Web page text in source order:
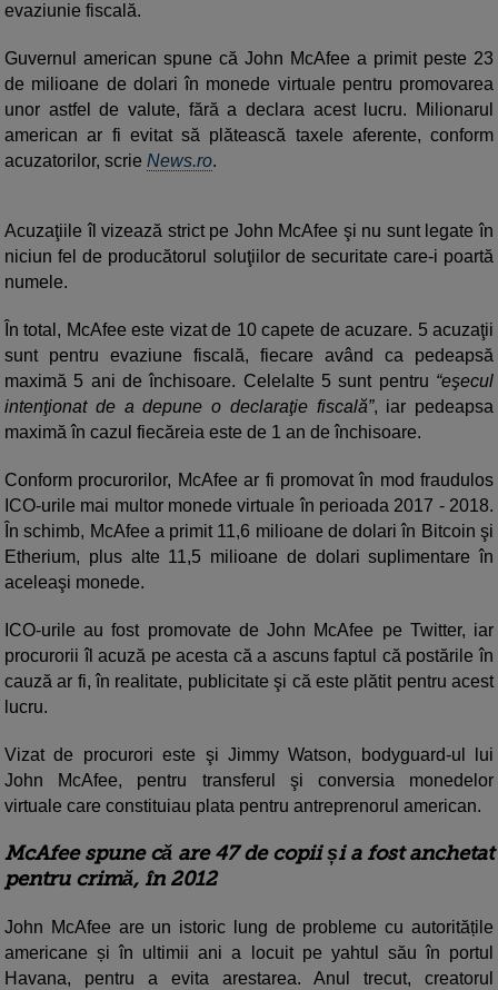
evaziunie fiscală.
Guvernul american spune că John McAfee a primit peste 23
de milioane de dolari în monede virtuale pentru promovarea
unor astfel de valute, fără a declara acest lucru. Milionarul
american ar fi evitat să plătească taxele aferente, conform
acuzatorilor, scrie News.ro.
Acuzaţiile îl vizează strict pe John McAfee şi nu sunt legate în
niciun fel de producătorul soluţiilor de securitate care-i poartă
numele.
În total, McAfee este vizat de 10 capete de acuzare. 5 acuzaţii
sunt pentru evaziune fiscală, fiecare având ca pedeapsă
maximă 5 ani de închisoare. Celelalte 5 sunt pentru “eşecul
intenţionat de a depune o declaraţie fiscală”, iar pedeapsa
maximă în cazul fiecăreia este de 1 an de închisoare.
Conform procurorilor, McAfee ar fi promovat în mod fraudulos
ICO-urile mai multor monede virtuale în perioada 2017 - 2018.
În schimb, McAfee a primit 11,6 milioane de dolari în Bitcoin şi
Etherium, plus alte 11,5 milioane de dolari suplimentare în
aceleaşi monede.
ICO-urile au fost promovate de John McAfee pe Twitter, iar
procurorii îl acuză pe acesta că a ascuns faptul că postările în
cauză ar fi, în realitate, publicitate şi că este plătit pentru acest
lucru.
Vizat de procurori este şi Jimmy Watson, bodyguard-ul lui
John McAfee, pentru transferul şi conversia monedelor
virtuale care constituiau plata pentru antreprenorul american.
McAfee spune că are 47 de copii și a fost anchetat
pentru crimă, în 2012
John McAfee are un istoric lung de probleme cu autoritățile
americane și în ultimii ani a locuit pe yahtul său în portul
Havana, pentru a evita arestarea. Anul trecut, creatorul